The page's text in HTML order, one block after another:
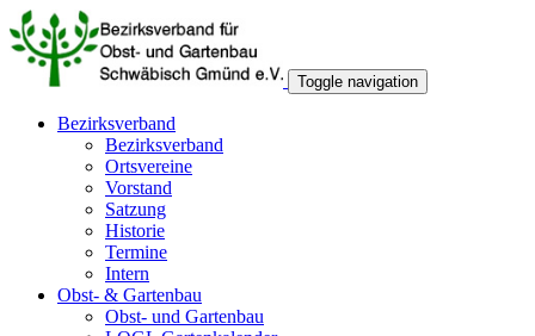
Toggle navigation
Bezirksverband
Bezirksverband
Ortsvereine
Vorstand
Satzung
Historie
Termine
Intern
Obst- & Gartenbau
Obst- und Gartenbau